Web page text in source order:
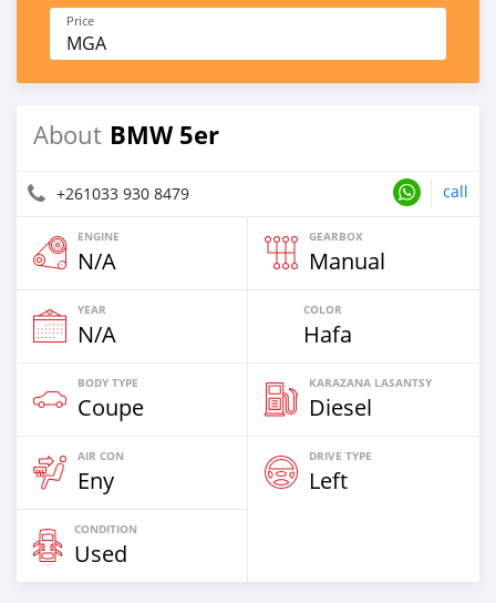
Price
MGA
About BMW 5er
+261033 930 8479 call
ENGINE
N/A
GEARBOX
Manual
YEAR
N/A
COLOR
Hafa
BODY TYPE
Coupe
KARAZANA LASANTSY
Diesel
AIR CON
Eny
DRIVE TYPE
Left
CONDITION
Used